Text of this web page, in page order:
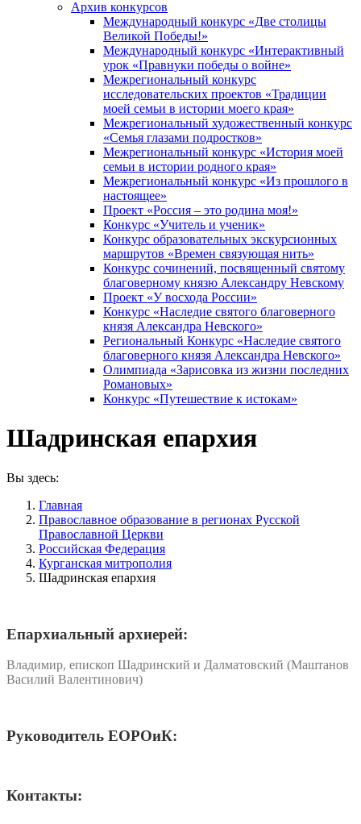
Архив конкурсов
Международный конкурс «Две столицы
Великой Победы!»
Международный конкурс «Интерактивный
урок «Правнуки победы о войне»
Межрегиональный конкурс
исследовательских проектов «Традиции
моей семьи в истории моего края»
Межрегиональный художественный конкурс
«Семья глазами подростков»
Межрегиональный конкурс «История моей
семьи в истории родного края»
Межрегиональный конкурс «Из прошлого в
настоящее»
Проект «Россия – это родина моя!»
Конкурс «Учитель и ученик»
Конкурс образовательных экскурсионных
маршрутов «Времен связующая нить»
Конкурс сочинений, посвященный святому
благоверному князю Александру Невскому
Проект «У восхода России»
Конкурс «Наследие святого благоверного
князя Александра Невского»
Региональный Конкурс «Наследие святого
благоверного князя Александра Невского»
Олимпиада «Зарисовка из жизни последних
Романовых»
Конкурс «Путешествие к истокам»
Шадринская епархия
Вы здесь:
Главная
Православное образование в регионах Русской
Православной Церкви
Российская Федерация
Курганская митрополия
Шадринская епархия
Епархиальный архиерей:
Владимир, епископ Шадринский и Далматовский (Маштанов
Василий Валентинович)
Руководитель ЕОРОиК:
Контакты: